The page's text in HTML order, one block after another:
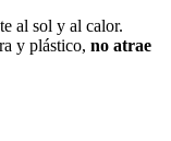
al sol y al calor.
y plástico, no atrae